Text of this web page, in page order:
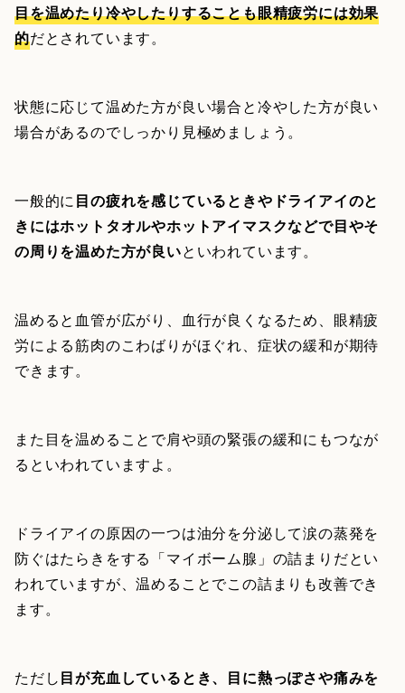
目を温めたり冷やしたりすることも眼精疲労には効果
的だとされています。
状態に応じて温めた方が良い場合と冷やした方が良い
場合があるのでしっかり見極めましょう。
一般的に目の疲れを感じているときやドライアイのと
きにはホットタオルやホットアイマスクなどで目やそ
の周りを温めた方が良いといわれています。
温めると血管が広がり、血行が良くなるため、眼精疲
労による筋肉のこわばりがほぐれ、症状の緩和が期待
できます。
また目を温めることで肩や頭の緊張の緩和にもつなが
るといわれていますよ。
ドライアイの原因の一つは油分を分泌して涙の蒸発を
防ぐはたらきをする「マイボーム腺」の詰まりだとい
われていますが、温めることでこの詰まりも改善でき
ます。
ただし目が充血しているとき、目に熱っぽさや痛みを